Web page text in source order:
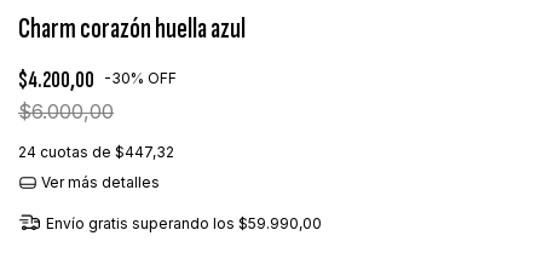
Charm corazón huella azul
$4.200,00 -30% OFF
$6.000,00
24 cuotas de $447,32
Ver más detalles
Envío gratis superando los $59.990,00